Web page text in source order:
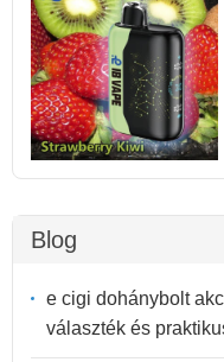
Blog
e cigi dohánybolt
választék és